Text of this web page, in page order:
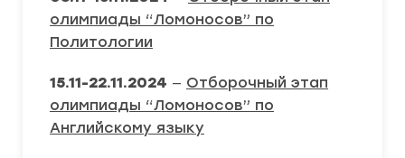
олимпиады “Ломоносов” по
Политологии
15.11-22.11.2024 — Отборочный этап
олимпиады “Ломоносов” по
Английскому языку